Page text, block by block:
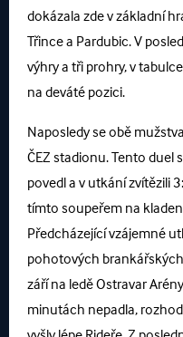
dokázala zde v základní
Třince a Pardubic. V
výhry a tři prohry, v
na deváté pozici.
Naposledy se obě
ČEZ stadionu. Tento duel
povedl a v utkání zvítězili
tímto soupeřem na
Předcházející vzájemné
pohotových
září na ledě Ostravar
minutách nepadla,